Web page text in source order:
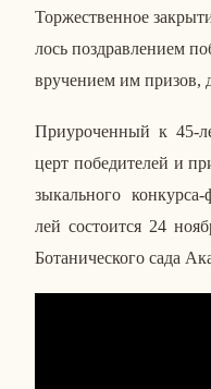
Тор­же­ствен­ное
лось по­здрав­ле­ни­ем
вру­че­ни­ем им призов,
При­уро­чен­ный к 45-
церт по­бе­ди­те­лей и
зы­каль­но­го
лей со­сто­ит­ся 24
Бо­та­ни­че­ско­го сада